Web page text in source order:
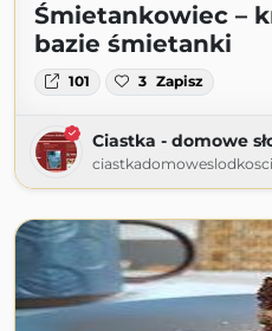
Śmietankowiec –
bazie śmietanki
101 3 Zapisz
Ciastka - domowe